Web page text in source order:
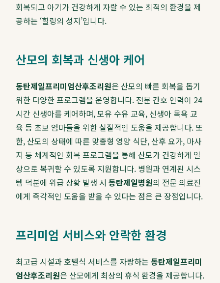
회복되고 아기가 건강하게 자랄 수 있는 최적의 환경을 제
공하는 ‘힐링의 성지’입니다.
산모의 회복과 신생아 케어
동탄제일프리미엄산후조리원은 산모의 빠른 회복을 돕기
위한 다양한 프로그램을 운영합니다. 전문 간호 인력이 24
시간 신생아를 케어하며, 모유 수유 교육, 신생아 목욕 교
육 등 초보 엄마들을 위한 실질적인 도움을 제공합니다. 또
한, 산모의 상태에 따른 맞춤형 영양 식단, 산후 요가, 마사
지 등 체계적인 회복 프로그램을 통해 산모가 건강하게 일
상으로 복귀할 수 있도록 지원합니다. 병원과 연계된 시스
템 덕분에 위급 상황 발생 시 동탄제일병원의 전문 의료진
에게 즉각적인 도움을 받을 수 있다는 점은 큰 장점입니다.
프리미엄 서비스와 안락한 환경
최고급 시설과 호텔식 서비스를 자랑하는 동탄제일프리미
엄산후조리원은 산모에게 최상의 휴식 환경을 제공합니다.